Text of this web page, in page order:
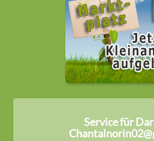
Service für